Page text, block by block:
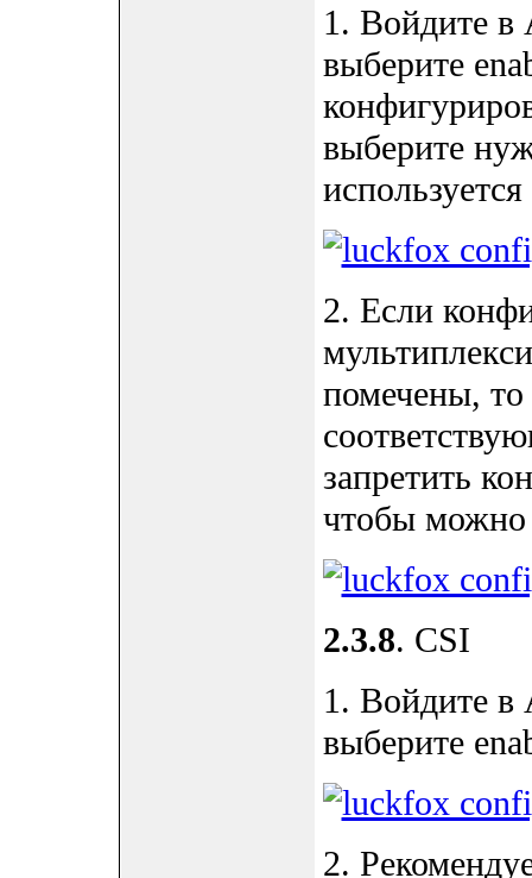
1. Войдите в
выберите
выберите
2. Если
помечены, то
запретить
чтобы можно
2.3.8. CSI
1. Войдите в
выберите
2.